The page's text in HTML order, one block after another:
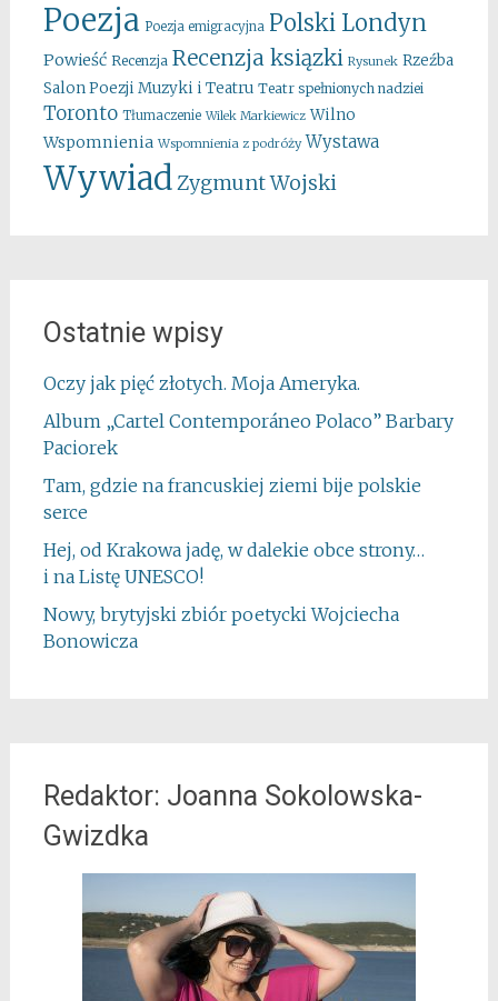
Poezja Poezja emigracyjna Polski Londyn
Powieść Recenzja Recenzja ksiązki Rysunek Rzeźba
Salon Poezji Muzyki i Teatru Teatr spełnionych nadziei
Toronto Tłumaczenie Wilek Markiewicz Wilno
Wspomnienia Wspomnienia z podróży Wystawa
WywiadZygmunt Wojski
Ostatnie wpisy
Oczy jak pięć złotych. Moja Ameryka.
Album „Cartel Contemporáneo Polaco” Barbary
Paciorek
Tam, gdzie na francuskiej ziemi bije polskie
serce
Hej, od Krakowa jadę, w dalekie obce strony…
i na Listę UNESCO!
Nowy, brytyjski zbiór poetycki Wojciecha
Bonowicza
Redaktor: Joanna Sokolowska-
Gwizdka